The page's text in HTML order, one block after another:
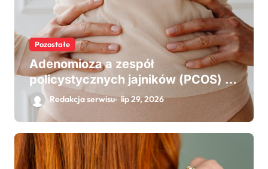
Pozostałe
Adenomioza a zespół
policystycznych jajników (PCOS) –
wpływ na płodność
Redakcja serwisu lip 29, 2026